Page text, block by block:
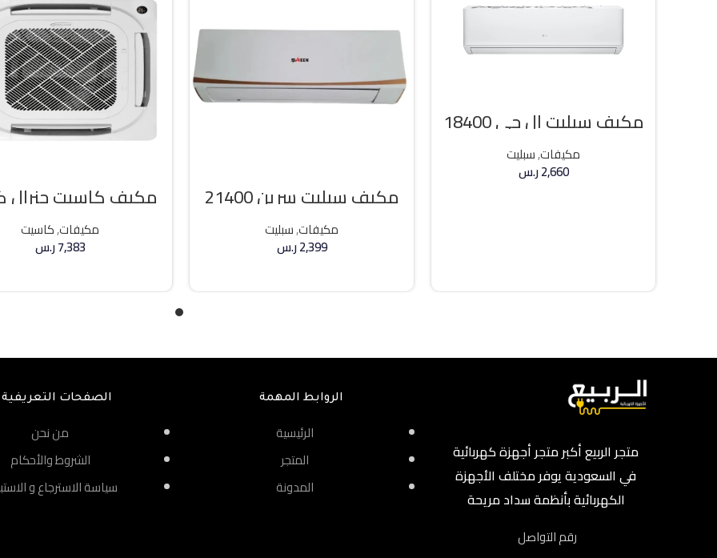
مكيف سبليت ال جي 18400 وحده بارد
مكيفات,سبليت
2,660ر.س
مكيف سبليت سرين 21400 وحده بارد
مكيفات,سبليت
2,399ر.س
مكيف كاسيت جنرال
36000 وحده حار / بارد
مكيفات,كاسيت
7,383ر.س
متجر الربيع أكبر متجر أجهزة كهربائية
في السعودية يوفر مختلف الأجهزة
الكهربائية بأنظمة سداد مريحة
رقم التواصل
الروابط المهمة
الرئيسية
المتجر
المدونة
الصفحات التعريفية
من نحن
الشروط والأحكام
سياسة الاسترجاع و